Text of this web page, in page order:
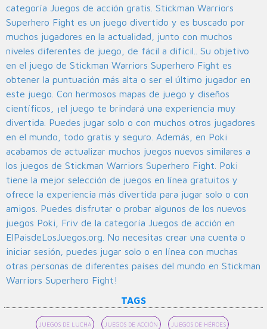
categoría Juegos de acción gratis. Stickman Warriors
Superhero Fight es un juego divertido y es buscado por
muchos jugadores en la actualidad, junto con muchos
niveles diferentes de juego, de fácil a difícil.. Su objetivo
en el juego de Stickman Warriors Superhero Fight es
obtener la puntuación más alta o ser el último jugador en
este juego. Con hermosos mapas de juego y diseños
científicos, ¡el juego te brindará una experiencia muy
divertida. Puedes jugar solo o con muchos otros jugadores
en el mundo, todo gratis y seguro. Además, en Poki
acabamos de actualizar muchos juegos nuevos similares a
los juegos de Stickman Warriors Superhero Fight. Poki
tiene la mejor selección de juegos en línea gratuitos y
ofrece la experiencia más divertida para jugar solo o con
amigos. Puedes disfrutar o probar algunos de los nuevos
juegos Poki, Friv de la categoría Juegos de acción en
ElPaisdeLosJuegos.org. No necesitas crear una cuenta o
iniciar sesión, puedes jugar solo o en línea con muchas
otras personas de diferentes países del mundo en Stickman
Warriors Superhero Fight!
TAGS
JUEGOS DE LUCHA JUEGOS DE ACCIÓN JUEGOS DE HÉROES